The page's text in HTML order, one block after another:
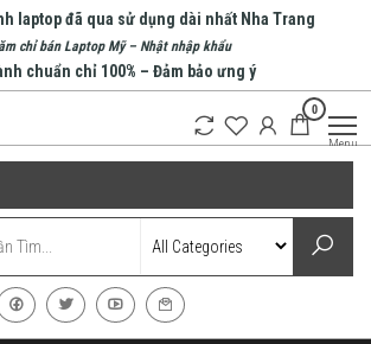
laptop đã qua sử dụng dài nhất Nha Trang
chỉ bán Laptop Mỹ – Nhật nhập khẩu
chuẩn chỉ 100% – Đảm bảo ưng ý
0
Menu